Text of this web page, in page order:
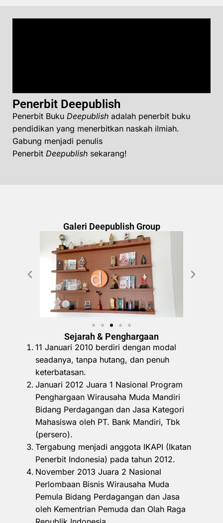
Penerbit Deepublish
Penerbit Buku Deepublish adalah penerbit buku
pendidikan yang menerbitkan naskah ilmiah.
Gabung menjadi penulis
Penerbit Deepublish sekarang!
Galeri Deepublish Group
Sejarah & Penghargaan
11 Januari 2010 berdiri dengan modal
seadanya, tanpa hutang, dan penuh
keterbatasan.
Januari 2012 Juara 1 Nasional Program
Penghargaan Wirausaha Muda Mandiri
Bidang Perdagangan dan Jasa Kategori
Mahasiswa oleh PT. Bank Mandiri, Tbk
(persero).
Tergabung menjadi anggota IKAPI (Ikatan
Penerbit Indonesia) pada tahun 2012.
November 2013 Juara 2 Nasional
Perlombaan Bisnis Wirausaha Muda
Pemula Bidang Perdagangan dan Jasa
oleh Kementrian Pemuda dan Olah Raga